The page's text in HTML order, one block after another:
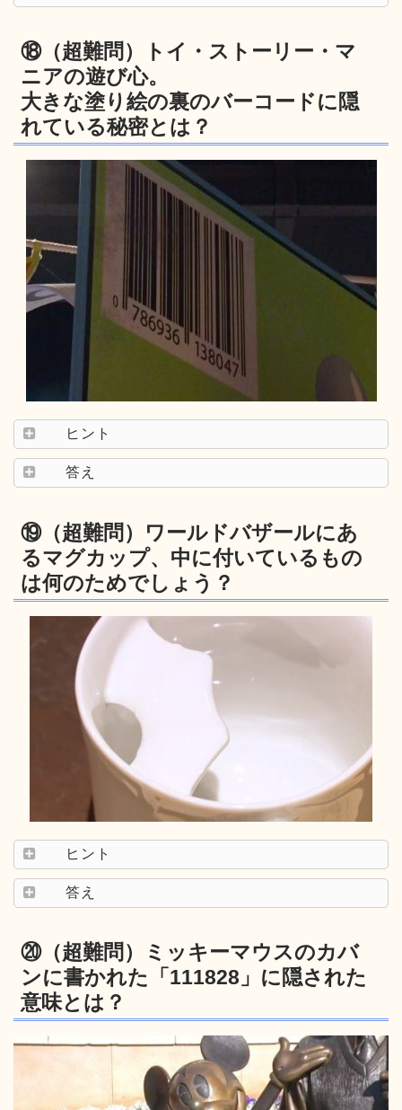
⑱（超難問）トイ・ストーリー・マ
ニアの遊び心。
大きな塗り絵の裏のバーコードに隠
れている秘密とは？
ヒント
答え
⑲（超難問）ワールドバザールにあ
るマグカップ、中に付いているもの
は何のためでしょう？
ヒント
答え
⑳（超難問）ミッキーマウスのカバ
ンに書かれた「111828」に隠された
意味とは？